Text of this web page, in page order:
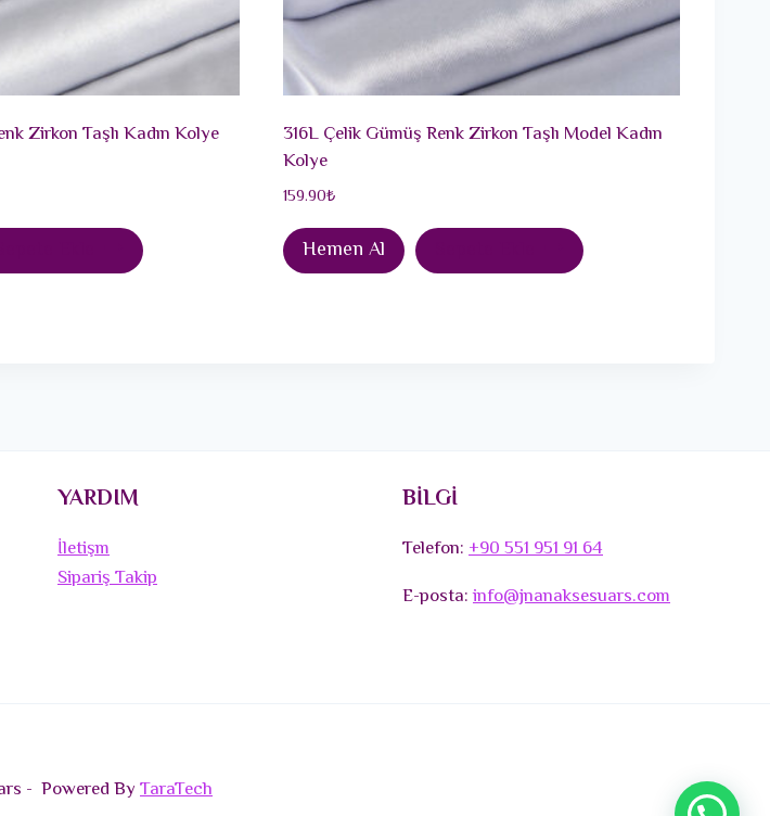
Zirkon Taşlı Kadın Kolye
316L Çelik Gümüş Renk Zirkon Taşlı Model Kadın
Kolye
159.90₺
Hemen Al
YARDIM
İletişm
Sipariş Takip
BİLGİ
Telefon:+90 551 951 91 64
E-posta:info@jnanaksesuars.com
- Powered ByTaraTech